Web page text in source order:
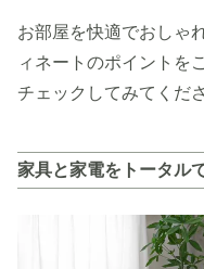
お部屋を快適でおしゃ
ィネートのポイントを
チェックしてみてくださ
家具と家電をトータル